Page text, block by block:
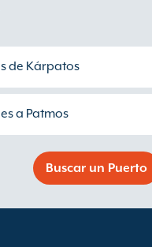
de Kárpatos
a Patmos
Buscar un Puerto